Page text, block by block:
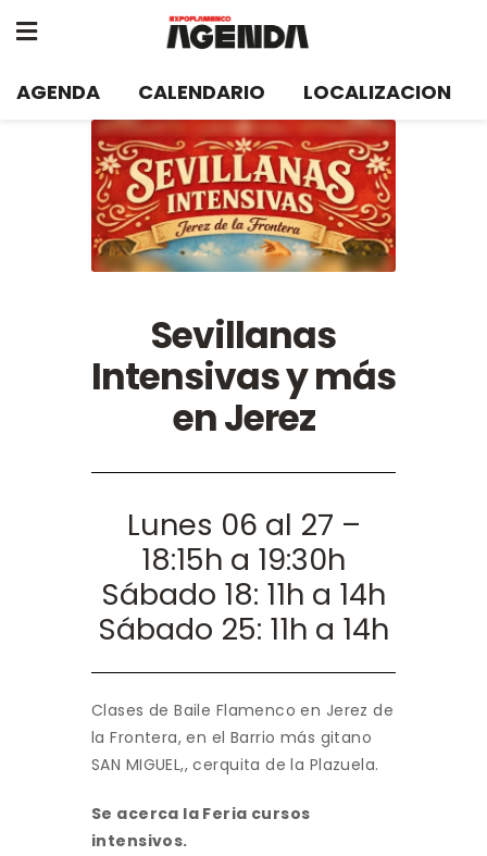
AGENDA CALENDARIO LOCALIZACION
Sevillanas
Intensivas y más
en Jerez
Lunes 06 al 27 –
18:15h a 19:30h
Sábado 18: 11h a 14h
Sábado 25: 11h a 14h
Clases de Baile Flamenco en Jerez de
la Frontera, en el Barrio más gitano
SAN MIGUEL,, cerquita de la Plazuela.
Se acerca la Feria cursos
intensivos.